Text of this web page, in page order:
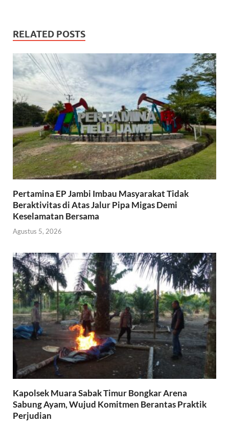
RELATED POSTS
Pertamina EP Jambi Imbau Masyarakat Tidak
Beraktivitas di Atas Jalur Pipa Migas Demi
Keselamatan Bersama
Agustus 5, 2026
Kapolsek Muara Sabak Timur Bongkar Arena
Sabung Ayam, Wujud Komitmen Berantas Praktik
Perjudian